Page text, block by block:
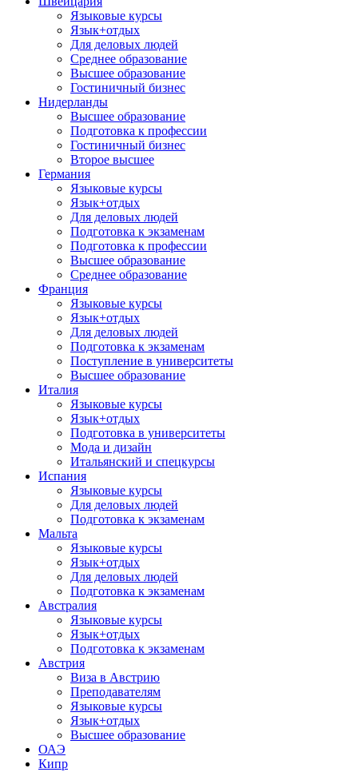
Языковые курсы
Язык+отдых
Для деловых людей
Среднее образование
Высшее образование
Гостиничный бизнес
Нидерланды
Высшее образование
Подготовка к профессии
Гостиничный бизнес
Второе высшее
Германия
Языковые курсы
Язык+отдых
Для деловых людей
Подготовка к экзаменам
Подготовка к профессии
Высшее образование
Среднее образование
Франция
Языковые курсы
Язык+отдых
Для деловых людей
Подготовка к экзаменам
Поступление в университеты
Высшее образование
Италия
Языковые курсы
Язык+отдых
Подготовка в университеты
Мода и дизайн
Итальянский и спецкурсы
Испания
Языковые курсы
Для деловых людей
Подготовка к экзаменам
Мальта
Языковые курсы
Язык+отдых
Для деловых людей
Подготовка к экзаменам
Австралия
Языковые курсы
Язык+отдых
Подготовка к экзаменам
Австрия
Виза в Австрию
Преподавателям
Языковые курсы
Язык+отдых
Высшее образование
ОАЭ
Кипр